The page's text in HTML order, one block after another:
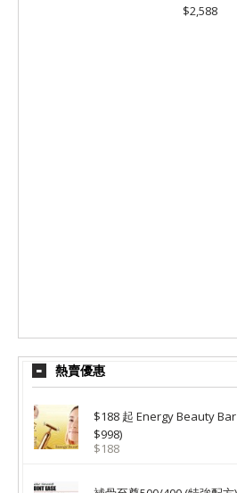
$2,588
熱賣優惠
$188 起 Energy Beauty
$998)
$188